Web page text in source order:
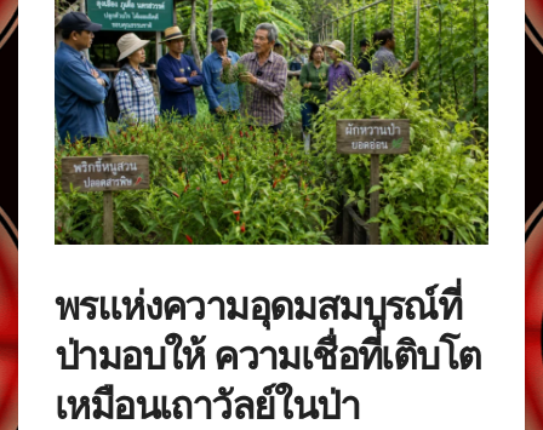
พรแห่งความอุดมสมบูรณ์ที่
ป่ามอบให้ ความเชื่อที่เติบโต
เหมือนเถาวัลย์ในป่า